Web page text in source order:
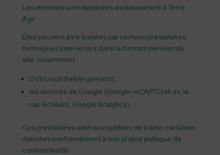
Les données sont destinées exclusivement à Terre
Agir.
Elles peuvent être traitées par certains prestataires
techniques intervenant dans le fonctionnement du
site, notamment :
OVHcloud (hébergement) ;
les services de Google (Google reCAPTCHA et, le
cas échéant, Google Analytics).
Ces prestataires sont susceptibles de traiter certaines
données conformément à leur propre politique de
confidentialité.